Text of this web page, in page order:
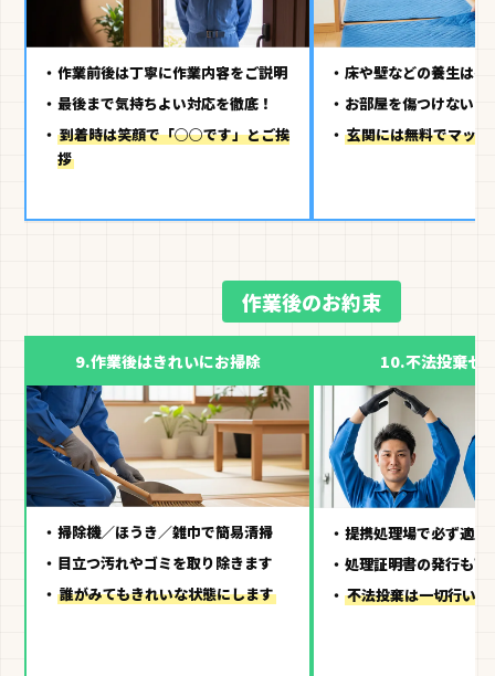
作業前後は丁寧に作業内容をご説明
最後まで気持ちよい対応を徹底！
到着時は笑顔で「○○です」とご挨
拶
床や壁などの養生は有
お部屋を傷つけないよ
玄関には無料でマット
作業後のお約束
9.作業後はきれいにお掃除
掃除機／ほうき／雑巾で簡易清掃
目立つ汚れやゴミを取り除きます
誰がみてもきれいな状態にします
10.不法投棄ゼ
提携処理場で必ず適正
処理証明書の発行も可
不法投棄は一切行いま